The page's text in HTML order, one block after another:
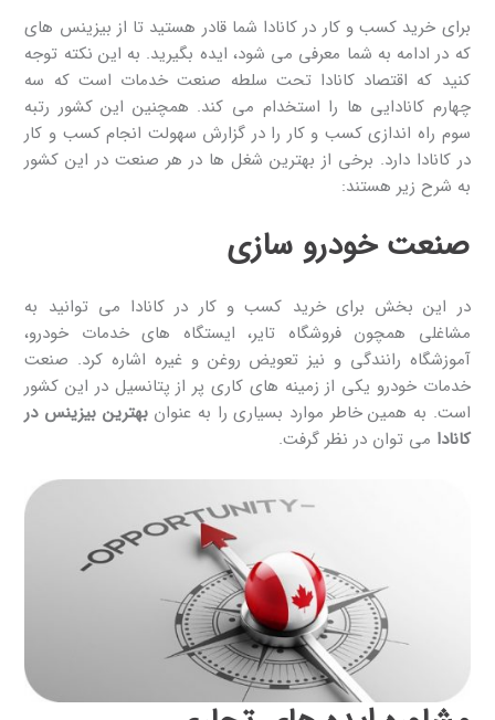
برای خرید کسب و کار در کانادا شما قادر هستید تا از بیزینس های
که در ادامه به شما معرفی می شود، ایده بگیرید. به این نکته توجه
کنید که اقتصاد کانادا تحت سلطه صنعت خدمات است که سه
چهارم کانادایی ها را استخدام می کند. همچنین این کشور رتبه
سوم راه اندازی کسب و کار را در گزارش سهولت انجام کسب و کار
در کانادا دارد. برخی از بهترین شغل ها در هر صنعت در این کشور
به شرح زیر هستند:
صنعت خودرو سازی
در این بخش برای خرید کسب و کار در کانادا می توانید به
مشاغلی همچون فروشگاه تایر، ایستگاه های خدمات خودرو،
آموزشگاه رانندگی و نیز تعویض روغن و غیره اشاره کرد. صنعت
خدمات خودرو یکی از زمینه های کاری پر از پتانسیل در این کشور
است. به همین خاطر موارد بسیاری را به عنوانبهترین بیزینس در
کانادا می توان در نظر گرفت.